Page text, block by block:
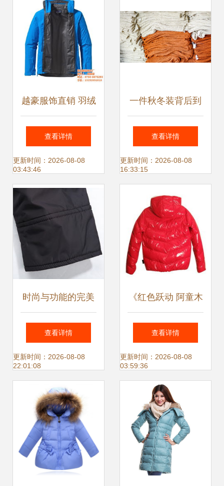
绒服饰产品展示
越豪服饰直销 羽绒
新时尚，高清大图
见证匠心品质
查看详情
更新时间：2026-08-08
03:43:46
一件秋冬装背后到
底藏着多少秘密
查看详情
更新时间：2026-08-08
16:33:15
时尚与功能的完美
融合 花花公子男士
短款羽绒服评测
查看详情
更新时间：2026-08-08
22:01:08
《红色跃动 阿童木
IT撞色羽绒外套穿
搭解析》
查看详情
更新时间：2026-08-08
03:59:36